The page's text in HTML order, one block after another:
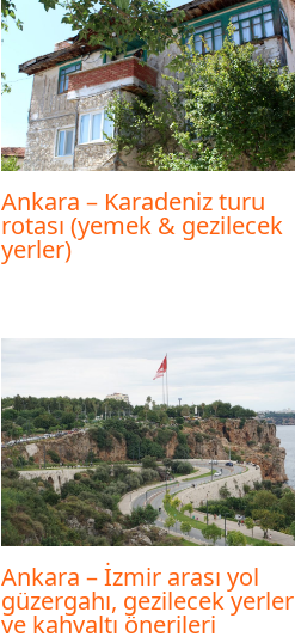
Ankara – Karadeniz turu
rotası (yemek & gezilecek
yerler)
Ankara – İzmir arası yol
güzergahı, gezilecek yerler
ve kahvaltı önerileri